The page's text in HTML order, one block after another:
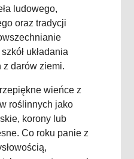
ludowego,
oraz tradycji
układania
darów ziemi.
wieńce z
roślinnych jako
korony lub
Co roku panie z